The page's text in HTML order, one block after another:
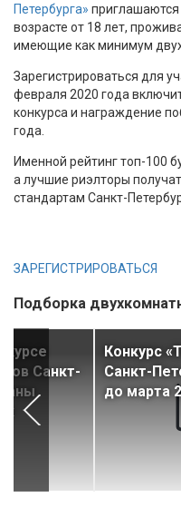
Петербурга»
возрасте от 18 лет,
имеющие как минимум
Зарегистрироваться для
февраля 2020 года
конкурса и награждение
года.
Именной рейтинг топ-100
а лучшие риэлторы
стандартам Санкт-
ЗАРЕГИСТРИРОВАТЬСЯ
Подборка
Санкт-
Конкурс
Санкт-
до марта